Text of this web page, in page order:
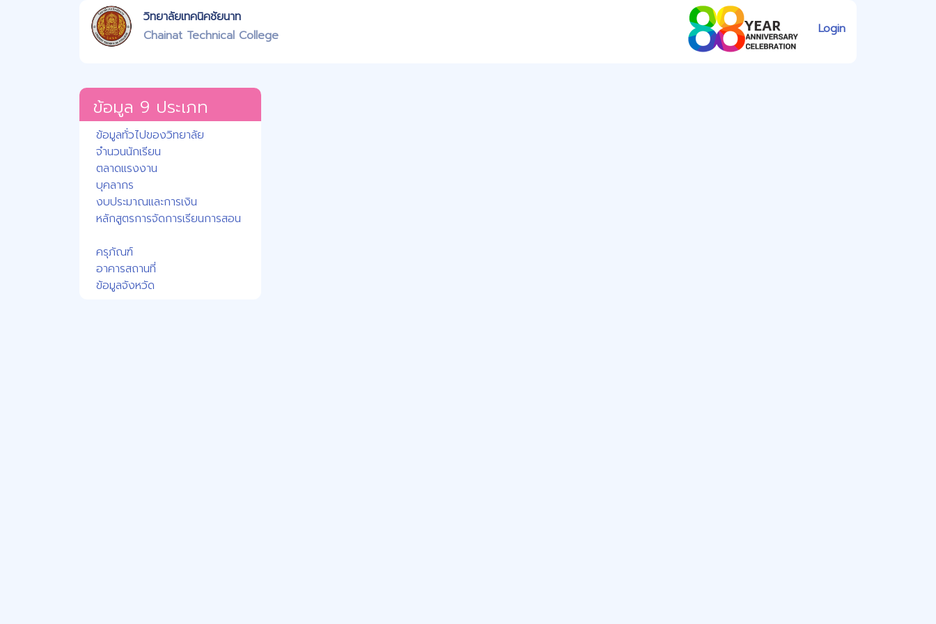
วิทยาลัยเทคนิคชัยนาท
Chainat Technical College
Login
ข้อมูล 9 ประเภท
ข้อมูลทั่วไปของวิทยาลัย
จำนวนนักเรียน
ตลาดแรงงาน
บุคลากร
งบประมาณและการเงิน
หลักสูตรการจัดการเรียนการสอน
ครุภัณฑ์
อาคารสถานที่
ข้อมูลจังหวัด